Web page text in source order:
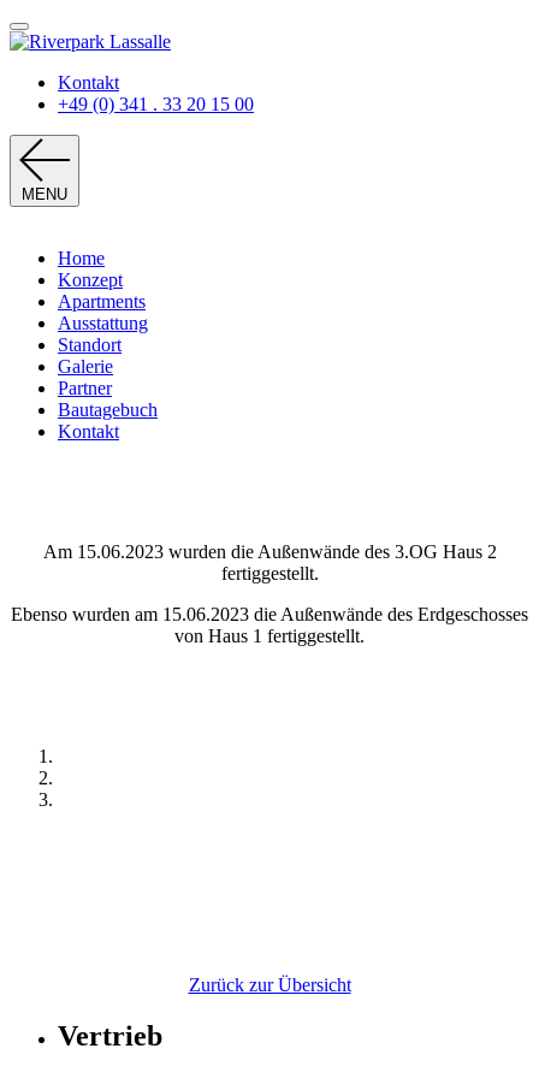
Kontakt
+49 (0) 341 . 33 20 15 00
MENU
Home
Konzept
Apartments
Ausstattung
Standort
Galerie
Partner
Bautagebuch
Kontakt
Am 15.06.2023 wurden die Außenwände des 3.OG Haus 2
fertiggestellt.
Ebenso wurden am 15.06.2023 die Außenwände des Erdgeschosses
von Haus 1 fertiggestellt.
Zurück zur Übersicht
Vertrieb